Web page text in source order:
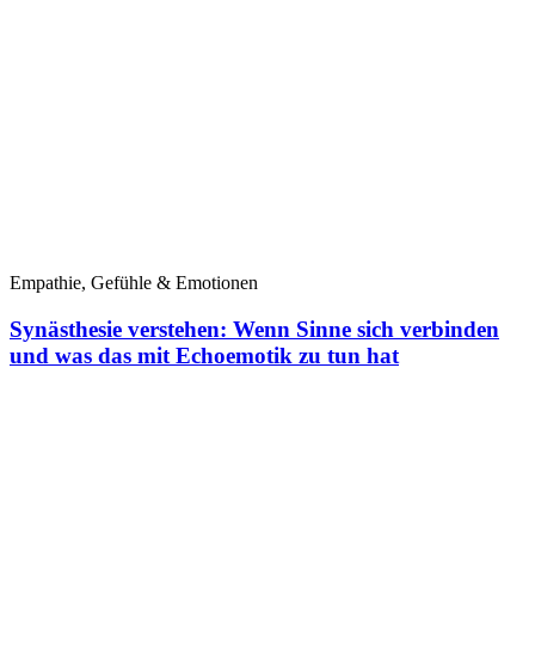
Empathie, Gefühle & Emotionen
Synästhesie verstehen: Wenn Sinne sich verbinden
und was das mit Echoemotik zu tun hat